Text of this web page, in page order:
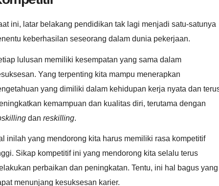
ini, latar belakang pendidikan tak lagi menjadi satu-satunya
keberhasilan seseorang dalam dunia pekerjaan.
lulusan memiliki kesempatan yang sama dalam
Yang terpenting kita mampu menerapkan
yang dimiliki dalam kehidupan kerja nyata dan
kemampuan dan kualitas diri, terutama dengan
dan reskilling.
inilah yang mendorong kita harus memiliki rasa kompetitif
Sikap kompetitif ini yang mendorong kita selalu terus
perbaikan dan peningkatan. Tentu, ini hal bagus yang
menunjang kesuksesan karier.